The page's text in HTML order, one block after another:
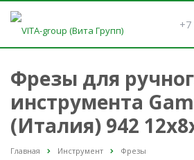
+7
Фрезы для
инструмента
(Италия) 942
Главная Инструмент
Фрезы